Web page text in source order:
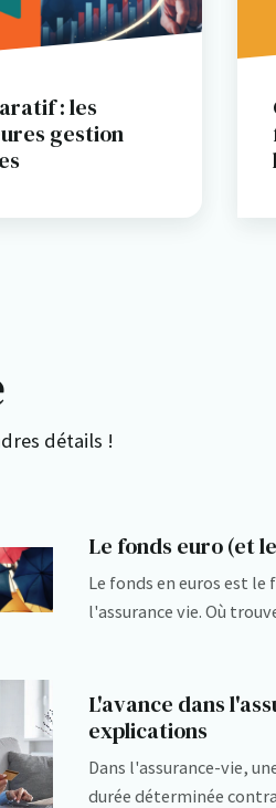
: les
gestion
détails !
Le fonds euro (et
Le fonds en euros est le
l'assurance vie. Où
L'avance dans
explications
Dans l'assurance-vie,
durée déterminée